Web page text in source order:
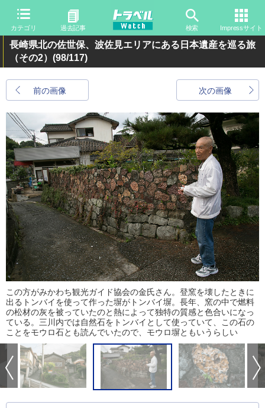
カテゴリ 過去記事 検索 Impressサイト
長崎県北の佐世保、波佐見エリアにある日本遺産を巡る旅
（その2） (98/117)
前の画像 次の画像
この方がみかわち観光ガイド協会の金氏さん。登窯を壊したときに
出るトンバイを使って作った塀がトンバイ塀。長年、窯の中で燃料
の松材の灰を被っていたのと熱によって独特の質感と色合いになっ
ている。三川内では自然石をトンバイとして使っていて、この石の
ことをモウロ石とも読んでいたので、モウロ塀ともいうらしい